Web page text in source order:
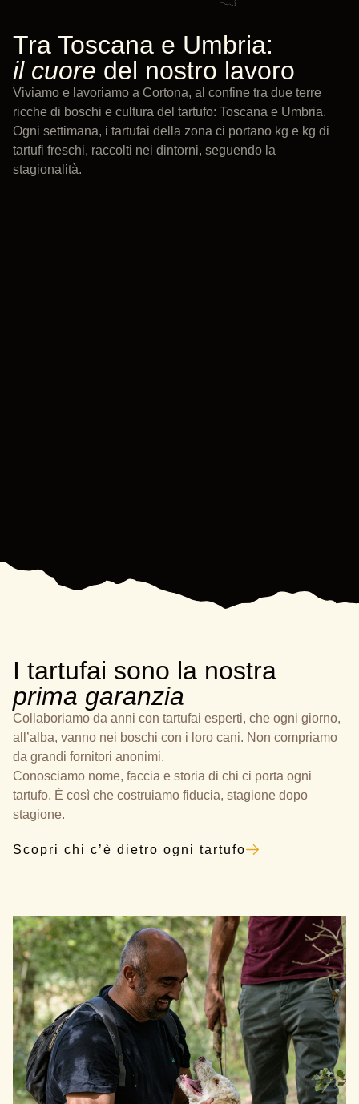
Tra Toscana e Umbria:
il cuore del nostro lavoro
Viviamo e lavoriamo a Cortona, al confine tra due terre
ricche di boschi e cultura del tartufo: Toscana e Umbria.
Ogni settimana, i tartufai della zona ci portano kg e kg di
tartufi freschi, raccolti nei dintorni, seguendo la
stagionalità.
I tartufai sono la nostra
prima garanzia
Collaboriamo da anni con tartufai esperti, che ogni giorno,
all’alba, vanno nei boschi con i loro cani. Non compriamo
da grandi fornitori anonimi.
Conosciamo nome, faccia e storia di chi ci porta ogni
tartufo. È così che costruiamo fiducia, stagione dopo
stagione.
Scopri chi c’è dietro ogni tartufo